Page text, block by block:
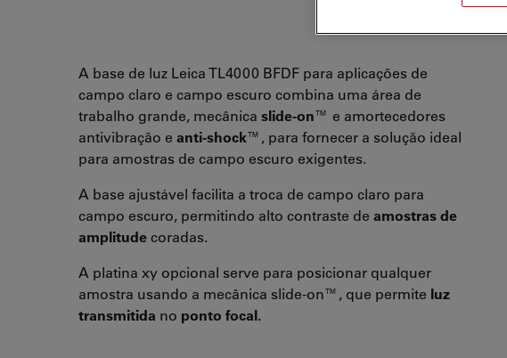
A base de luz Leica TL4000 BFDF para aplicações de
campo claro e campo escuro combina uma área de
trabalho grande, mecânica slide-on™ e amortecedores
antivibração e anti-shock™, para fornecer a solução ideal
para amostras de campo escuro exigentes.
A base ajustável facilita a troca de campo claro para
campo escuro, permitindo alto contraste de amostras de
amplitudecoradas.
A platina xy opcional serve para posicionar qualquer
amostra usando a mecânica slide-on™, que permite luz
transmitida no ponto focal.